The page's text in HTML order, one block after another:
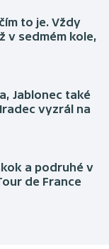
to je. Vždy
v sedmém kole,
Jablonec také
vyzrál na
a podruhé v
de France